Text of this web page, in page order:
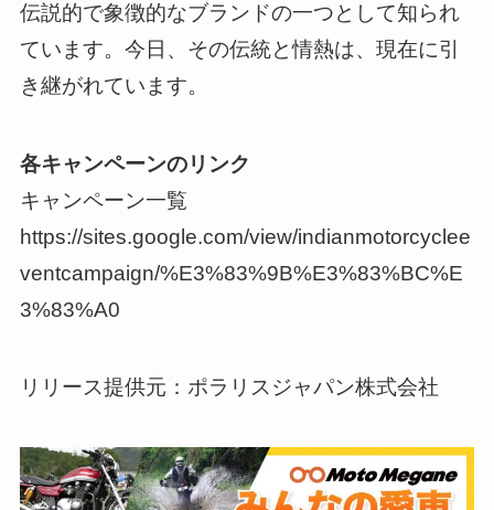
伝説的で象徴的なブランドの一つとして知られ
ています。今日、その伝統と情熱は、現在に引
き継がれています。
各キャンペーンのリンク
キャンペーン一覧
https://sites.google.com/view/indianmotorcyclee
ventcampaign/%E3%83%9B%E3%83%BC%E
3%83%A0
リリース提供元：ポラリスジャパン株式会社